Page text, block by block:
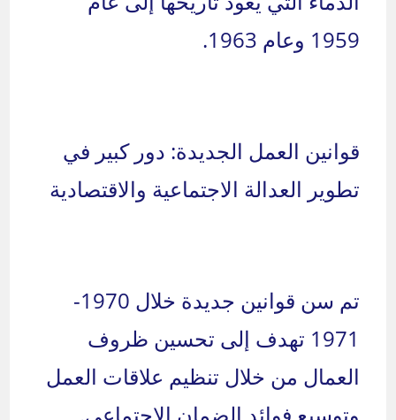
1959 وعام 1963.
قوانين العمل الجديدة: دور كبير في
تطوير العدالة الاجتماعية والاقتصادية
تم سن قوانين جديدة خلال 1970-
1971 تهدف إلى تحسين ظروف
العمال من خلال تنظيم علاقات العمل